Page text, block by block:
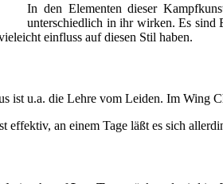
In den Elementen dieser
unterschiedlich in ihr wirken. Es sind
einfluss auf diesen Stil haben.
ist u.a. die Lehre vom Leiden. Im Wing
effektiv, an einem Tage läßt es sich